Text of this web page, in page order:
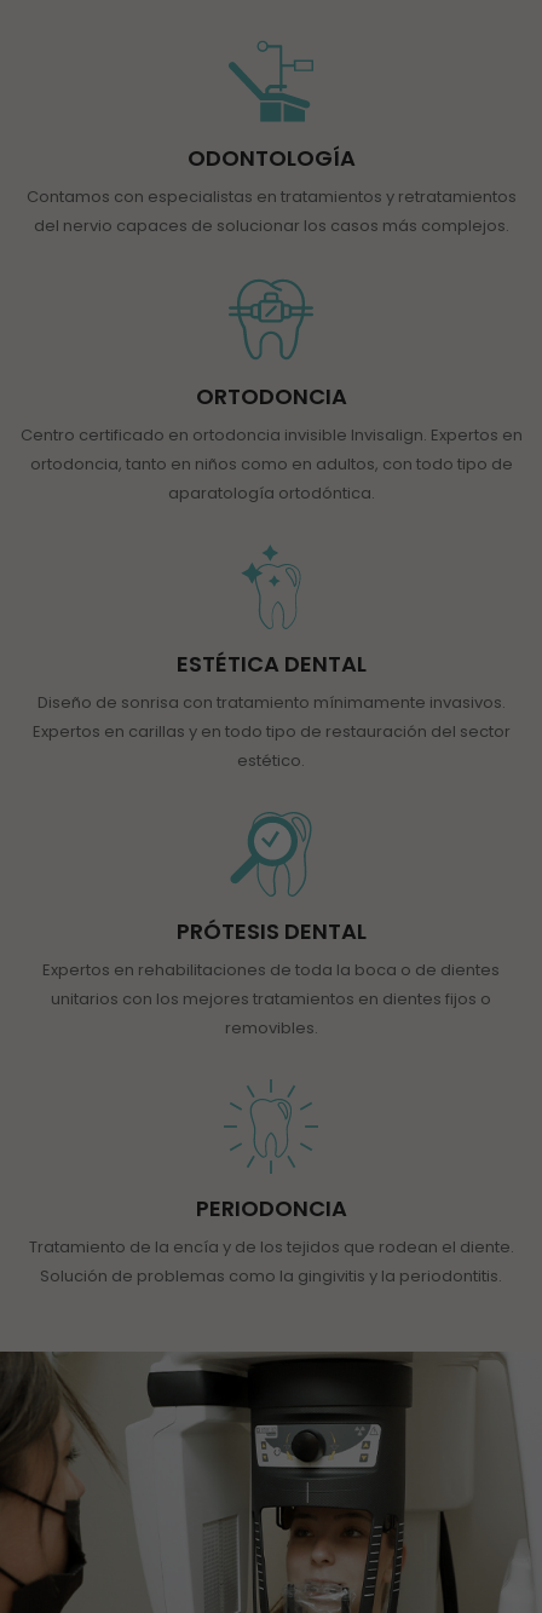
ODONTOLOGÍA
Contamos con especialistas en tratamientos y retratamientos
del nervio capaces de solucionar los casos más complejos.
ORTODONCIA
Centro certificado en ortodoncia invisible Invisalign. Expertos en
ortodoncia, tanto en niños como en adultos, con todo tipo de
aparatología ortodóntica.
ESTÉTICA DENTAL
Diseño de sonrisa con tratamiento mínimamente invasivos.
Expertos en carillas y en todo tipo de restauración del sector
estético.
PRÓTESIS DENTAL
Expertos en rehabilitaciones de toda la boca o de dientes
unitarios con los mejores tratamientos en dientes fijos o
removibles.
PERIODONCIA
Tratamiento de la encía y de los tejidos que rodean el diente.
Solución de problemas como la gingivitis y la periodontitis.